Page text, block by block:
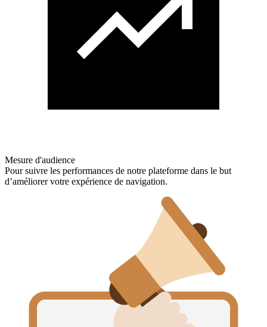
Mesure d'audience
Pour suivre les performances de notre plateforme dans le but
d’améliorer votre expérience de navigation.